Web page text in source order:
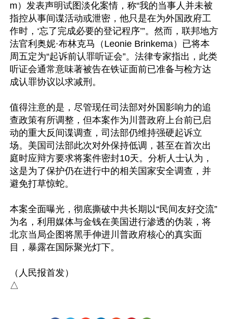
m）发表声明试图淡化案情，称“我的当事人并未被
指控从事间谍活动或泄密，他只是在为外国政府工
作时，‘忘了完成必要的登记程序’”。然而，联邦地方
法官利奥妮·布林克马（Leonie Brinkema）已将本
周五定为“起诉前认罪听证会”。法律专家指出，此类
听证会通常意味著被告在铁证面前已准备与检方达
成认罪协议以求减刑。
值得注意的是，尽管现任司法部对外国影响力的追
查政策有所调整，但本案作为川普政府上台前已启
动的重大反间谍调查，司法部仍维持强硬起诉立
场。美国司法部此次对外保持低调，甚至在首次出
庭时应辩方要求将案件密封10天。分析人士认为，
这是为了保护仍在进行中的相关国家安全调查，并
避免打草惊蛇。
本案全面曝光，彻底撕破中共长期以“民间友好交流”
为名，利用媒体与金钱在美国进行渗透的伪装，将
北京当局企图将黑手伸进川普政府核心的真实面
目，暴露在国际聚光灯下。
（人民报首发）